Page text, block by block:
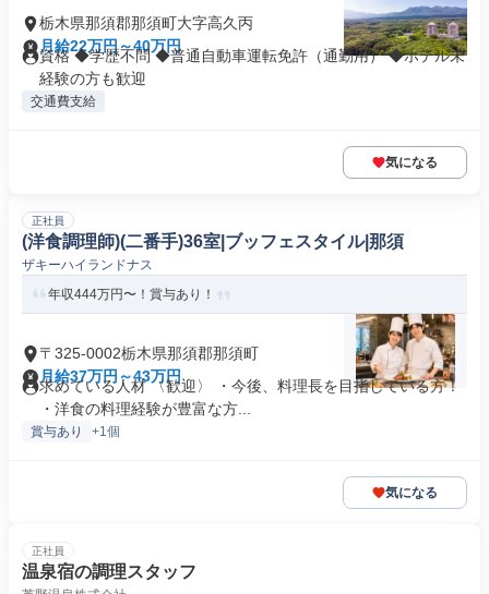
栃木県那須郡那須町大字高久丙
月給22万円～40万円
資格 ◆学歴不問 ◆普通自動車運転免許（通勤用） ◆ホテル未
経験の方も歓迎
交通費支給
気になる
正社員
(洋食調理師)(二番手)36室|ブッフェスタイル|那須
ザキーハイランドナス
年収444万円〜！賞与あり！
〒325-0002栃木県那須郡那須町
月給37万円～43万円
求めている人材 〈歓迎〉 ・今後、料理長を目指している方！
・洋食の料理経験が豊富な方...
賞与あり +1個
気になる
正社員
温泉宿の調理スタッフ